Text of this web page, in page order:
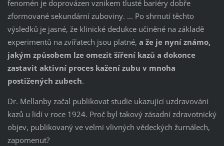
fenomén je doprovázen vznikem tlusté bariéry dobře
zformované sekundární zuboviny. … Po shrnutí těchto
výsledků je jasné, že klinické dedukce učiněné na základě
experimentů na zvířatech jsou platné, a že je nyní známo,
jakým způsobem lze omezit šíření kazů a dokonce
zastavit aktivní proces kažení zubu v mnoha
postižených zubech.
Dr. Mellanby začal publikovat studie ukazující uzdravování
kazů u lidí v roce 1924. Proč byl takový zásadní zdravotnický
objev, publikovaný ve velmi vlivných vědeckých žurnálech,
zapomenut?